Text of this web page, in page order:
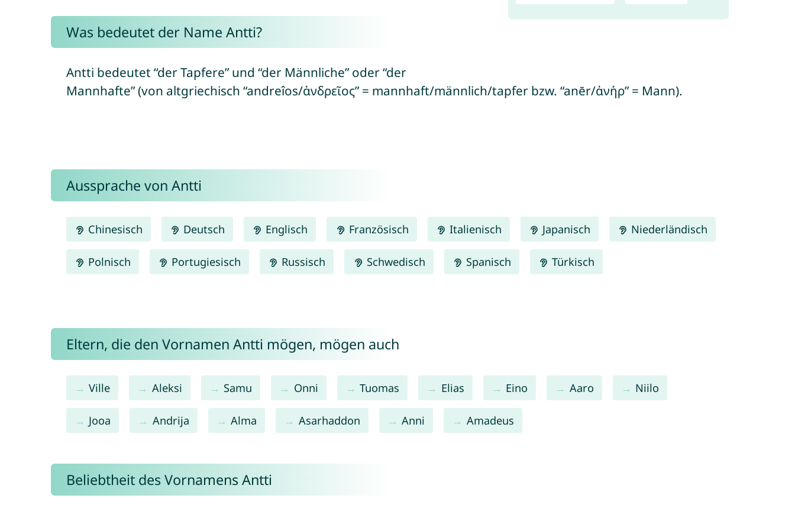
Was bedeutet der Name Antti?
Antti bedeutet “der Tapfere” und “der Männliche” oder “der
Mannhafte” (von altgriechisch “andreîos/ἀνδρεῖος” = mannhaft/männlich/tapfer bzw. “anēr/ἀνήρ” = Mann).
Aussprache von Antti
Chinesisch Deutsch Englisch Französisch Italienisch Japanisch Niederländisch
Polnisch Portugiesisch Russisch Schwedisch Spanisch Türkisch
Eltern, die den Vornamen Antti mögen, mögen auch
Ville Aleksi Samu Onni Tuomas Elias Eino Aaro Niilo
Jooa Andrija Alma Asarhaddon Anni Amadeus
Beliebtheit des Vornamens Antti